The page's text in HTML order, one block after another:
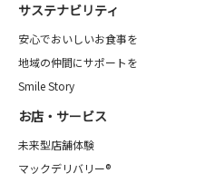
サステナビリティ
安心でおいしいお食事を
地域の仲間にサポートを
Smile Story
お店・サービス
未来型店舗体験
マックデリバリー®